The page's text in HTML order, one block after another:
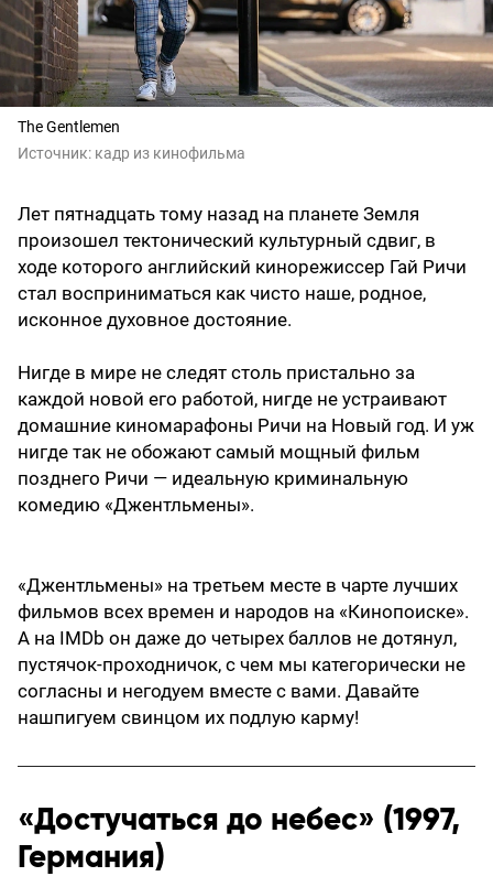
The Gentlemen
Источник: кадр из кинофильма
Лет пятнадцать тому назад на планете Земля
произошел тектонический культурный сдвиг, в
ходе которого английский кинорежиссер Гай Ричи
стал восприниматься как чисто наше, родное,
исконное духовное достояние.
Нигде в мире не следят столь пристально за
каждой новой его работой, нигде не устраивают
домашние киномарафоны Ричи на Новый год. И уж
нигде так не обожают самый мощный фильм
позднего Ричи — идеальную криминальную
комедию «Джентльмены».
«Джентльмены» на третьем месте в чарте лучших
фильмов всех времен и народов на «Кинопоиске».
А на IMDb он даже до четырех баллов не дотянул,
пустячок-проходничок, с чем мы категорически не
согласны и негодуем вместе с вами. Давайте
нашпигуем свинцом их подлую карму!
«Достучаться до небес» (1997,
Германия)